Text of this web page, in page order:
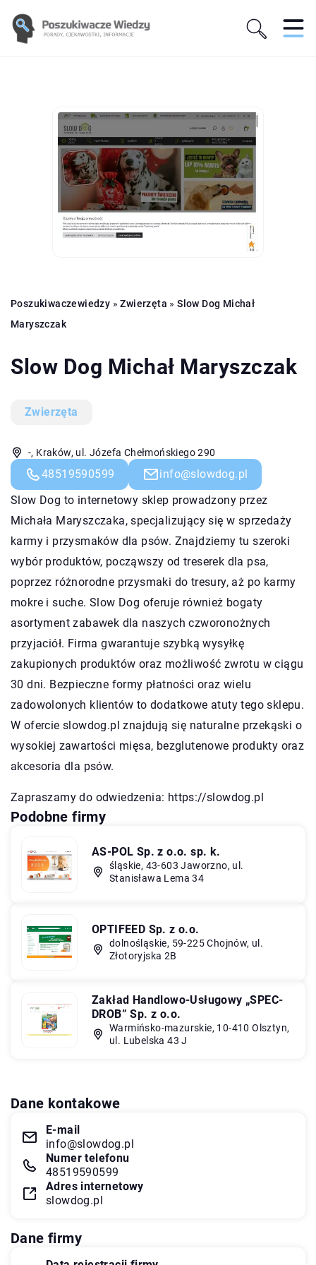
Poszukiwaczewiedzy »Zwierzęta »Slow Dog Michał
Maryszczak
Slow Dog Michał Maryszczak
Zwierzęta
-, Kraków, ul. Józefa Chełmońskiego 290
48519590599
info@slowdog.pl
Slow Dog to internetowy sklep prowadzony przez
Michała Maryszczaka, specjalizujący się w sprzedaży
karmy i przysmaków dla psów. Znajdziemy tu szeroki
wybór produktów, począwszy od treserek dla psa,
poprzez różnorodne przysmaki do tresury, aż po karmy
mokre i suche. Slow Dog oferuje również bogaty
asortyment zabawek dla naszych czworonożnych
przyjaciół. Firma gwarantuje szybką wysyłkę
zakupionych produktów oraz możliwość zwrotu w ciągu
30 dni. Bezpieczne formy płatności oraz wielu
zadowolonych klientów to dodatkowe atuty tego sklepu.
W ofercie slowdog.pl znajdują się naturalne przekąski o
wysokiej zawartości mięsa, bezglutenowe produkty oraz
akcesoria dla psów.
Zapraszamy do odwiedzenia: https://slowdog.pl
Podobne firmy
AS-POL Sp. z o.o. sp. k.
śląskie, 43-603 Jaworzno, ul.
Stanisława Lema 34
OPTIFEED Sp. z o.o.
dolnośląskie, 59-225 Chojnów, ul.
Złotoryjska 2B
Zakład Handlowo-Usługowy „SPEC-
DROB” Sp. z o.o.
Warmińsko-mazurskie, 10-410 Olsztyn,
ul. Lubelska 43 J
Dane kontakowe
E-mail
info@slowdog.pl
Numer telefonu
48519590599
Adres internetowy
slowdog.pl
Dane firmy